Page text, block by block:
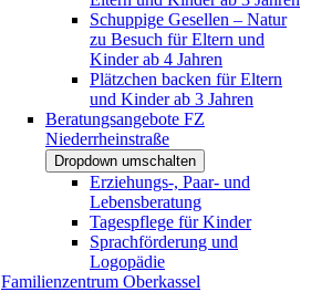
Schuppige Gesellen – Natur
zu Besuch für Eltern und
Kinder ab 4 Jahren
Plätzchen backen für Eltern
und Kinder ab 3 Jahren
Beratungsangebote FZ
Niederrheinstraße
Dropdown umschalten
Erziehungs-, Paar- und
Lebensberatung
Tagespflege für Kinder
Sprachförderung und
Logopädie
Familienzentrum Oberkassel